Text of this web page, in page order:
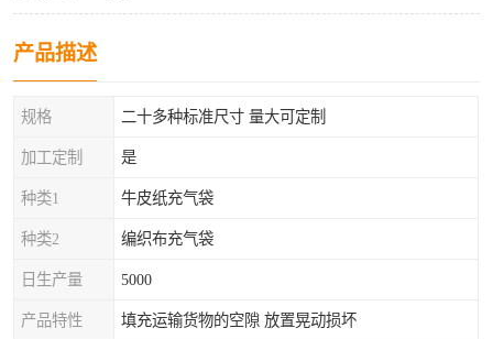
产品描述
规格 二十多种标准尺寸 量大可定制
加工定制 是
种类1 牛皮纸充气袋
种类2 编织布充气袋
日生产量 5000
产品特性 填充运输货物的空隙 放置晃动损坏